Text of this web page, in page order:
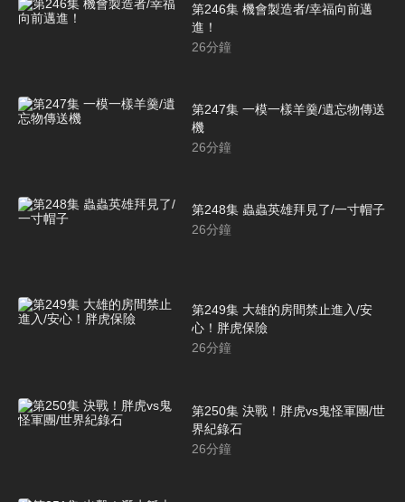
第246集 機會製造者/幸福向前邁
進！
26分鐘
第247集 一模一樣羊羹/遺忘物傳送
機
26分鐘
第248集 蟲蟲英雄拜見了/一寸帽子
26分鐘
第249集 大雄的房間禁止進入/安
心！胖虎保險
26分鐘
第250集 決戰！胖虎vs鬼怪軍團/世
界紀錄石
26分鐘